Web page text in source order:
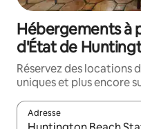
Hébergements à
d'État de
Réservez des locations
uniques et plus encore
Adresse
Lorsque les résultats